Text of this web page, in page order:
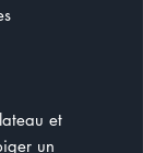
et
un